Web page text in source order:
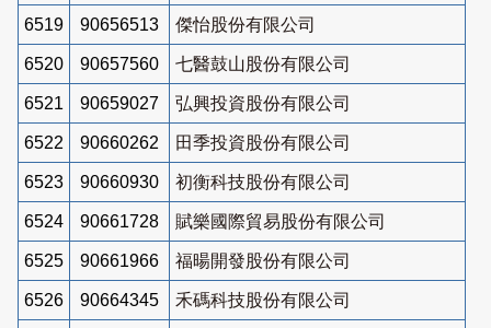
6519 90656513 傑怡股份有限公司
6520 90657560 七醫鼓山股份有限公司
6521 90659027 弘興投資股份有限公司
6522 90660262 田季投資股份有限公司
6523 90660930 初衡科技股份有限公司
6524 90661728 賦樂國際貿易股份有限公司
6525 90661966 福暘開發股份有限公司
6526 90664345 禾碼科技股份有限公司